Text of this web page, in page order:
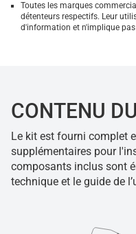
Toutes les marques
détenteurs respectifs. Leur
d'information et n'implique
CONTENU
Le kit est fourni complet
supplémentaires pour
composants inclus sont
technique et le guide de